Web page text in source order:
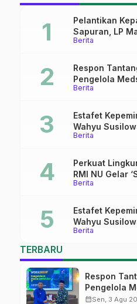
Berita
Pelantikan
Sapuran, LP
Tekankan Lima
Berita
Respon
Pengelola
Pekalongan
Berita
Estafet
Wahyu
Ma’arif Sapuran
Berita
Perkuat
RMI NU Gelar
Pati
Berita
Estafet
Wahyu
Ma’arif Sapuran
TERBARU
Respon
Pengelola
Pekalongan
calendar_monthSen, 3 Agu